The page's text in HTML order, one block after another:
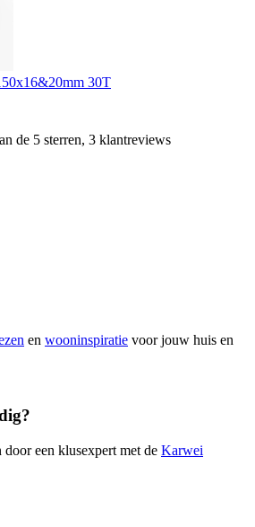
30T
de 5 sterren, 3 klantreviews
en wooninspiratie voor jouw huis en
een klusexpert met de Karwei